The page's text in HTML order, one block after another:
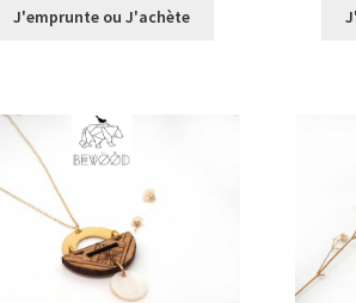
prix :
J'emprunte ou J'achète